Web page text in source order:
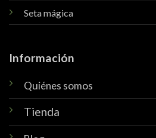
Seta mágica
Información
Quiénes somos
Tienda